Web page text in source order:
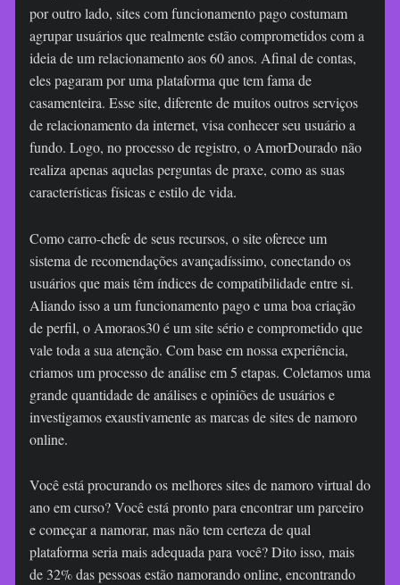
por outro lado, sites com funcionamento pago costumam
agrupar usuários que realmente estão comprometidos com a
ideia de um relacionamento aos 60 anos. Afinal de contas,
eles pagaram por uma plataforma que tem fama de
casamenteira. Esse site, diferente de muitos outros serviços
de relacionamento da internet, visa conhecer seu usuário a
fundo. Logo, no processo de registro, o AmorDourado não
realiza apenas aquelas perguntas de praxe, como as suas
características físicas e estilo de vida.
Como carro-chefe de seus recursos, o site oferece um
sistema de recomendações avançadíssimo, conectando os
usuários que mais têm índices de compatibilidade entre si.
Aliando isso a um funcionamento pago e uma boa criação
de perfil, o Amoraos30 é um site sério e comprometido que
vale toda a sua atenção. Com base em nossa experiência,
criamos um processo de análise em 5 etapas. Coletamos uma
grande quantidade de análises e opiniões de usuários e
investigamos exaustivamente as marcas de sites de namoro
online.
Você está procurando os melhores sites de namoro virtual do
ano em curso? Você está pronto para encontrar um parceiro
e começar a namorar, mas não tem certeza de qual
plataforma seria mais adequada para você? Dito isso, mais
de 32% das pessoas estão namorando online, encontrando